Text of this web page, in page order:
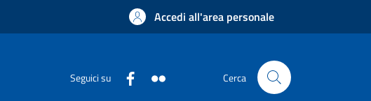
Accedi all'area personale
Seguici su Cerca